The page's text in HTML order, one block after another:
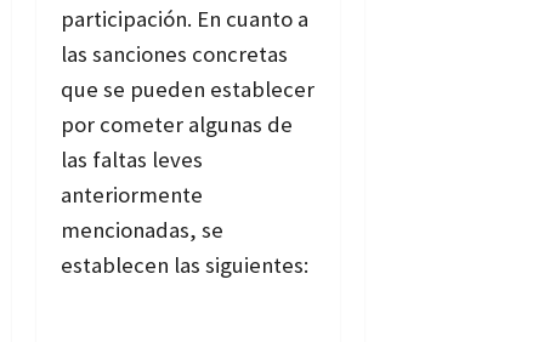
participación. En cuanto a
las sanciones concretas
que se pueden establecer
por cometer algunas de
las faltas leves
anteriormente
mencionadas, se
establecen las siguientes: